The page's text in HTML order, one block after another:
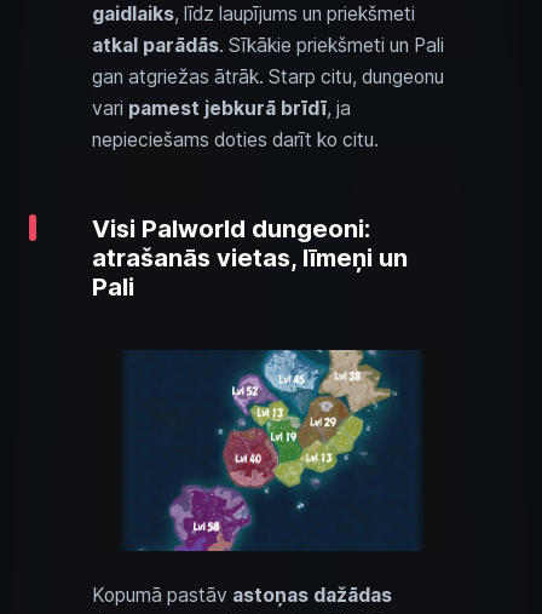
gaidlaiks, līdz laupījums un priekšmeti
atkal parādās. Sīkākie priekšmeti un Pali
gan atgriežas ātrāk. Starp citu, dungeonu
vari pamest jebkurā brīdī, ja
nepieciešams doties darīt ko citu.
Visi Palworld dungeoni:
atrašanās vietas, līmeņi un
Pali
Kopumā pastāv astoņas dažādas